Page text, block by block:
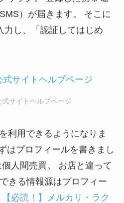
）が届きます。 そこに
力し、「認証してはじめ
サイトヘルプページ
利用できるようになりま
プロフィールを書きまし
人間売買。 お店と違って
きる情報源はプロフィー
【必読！】メルカリ・ラク